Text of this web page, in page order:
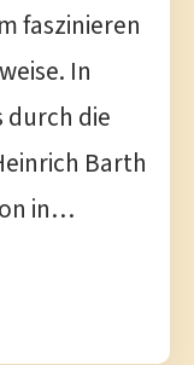
faszinieren
In
durch die
Barth
in…